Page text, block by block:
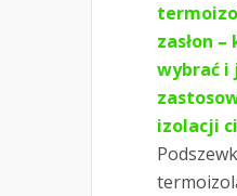
zasłon
wybrać i
izolacji